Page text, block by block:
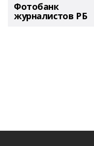
Фотобанк
журналистов РБ